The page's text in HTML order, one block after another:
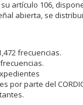
artículo 106,
abierta, se
frecuencias.
por parte del